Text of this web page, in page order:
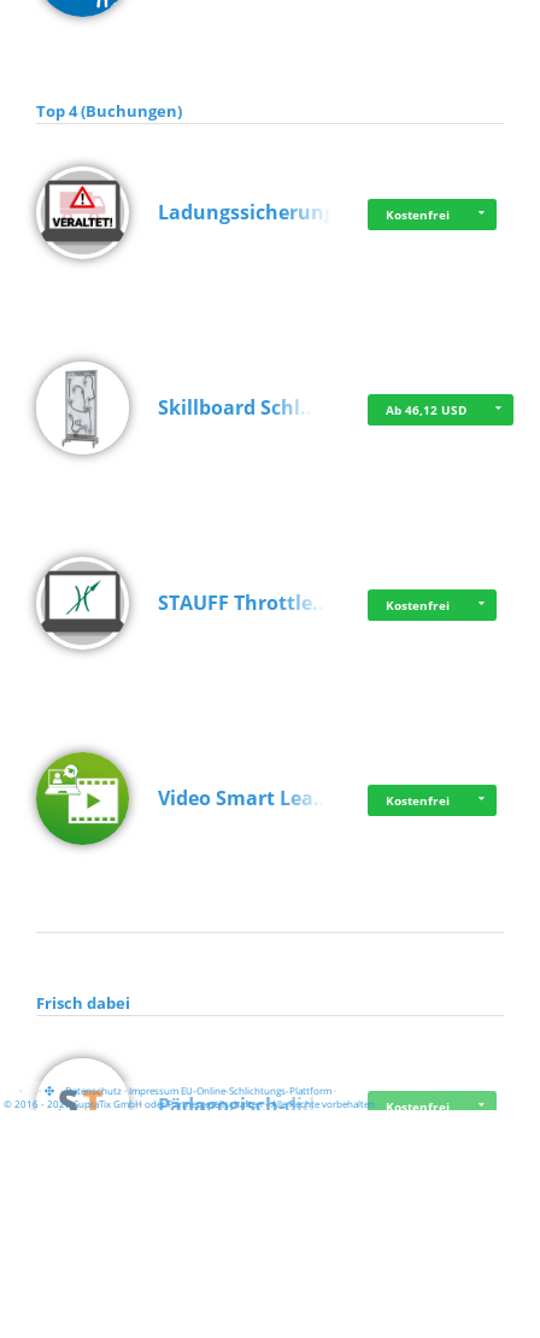
Top 4 (Buchungen)
Ladungssicherung Kostenfrei
Skillboard Schl… Ab 46,12 USD
STAUFF Throttle… Kostenfrei
Video Smart Lea… Kostenfrei
Frisch dabei
Pädagogisch-did… Kostenfrei
· · ·Datenschutz·Impressum EU-Online-Schlichtungs-Plattform·
© 2016 - 2026 SupraTix GmbH oder Partnergesellschaften - Alle Rechte vorbehalten.